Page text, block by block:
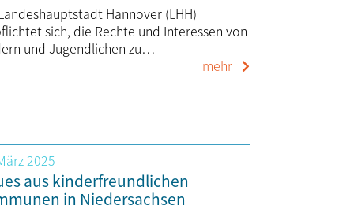
Hannover (LHH)
sich, die Rechte und Interessen von
und Jugendlichen zu…
mehr
2025
aus kinderfreundlichen
in Niedersachsen